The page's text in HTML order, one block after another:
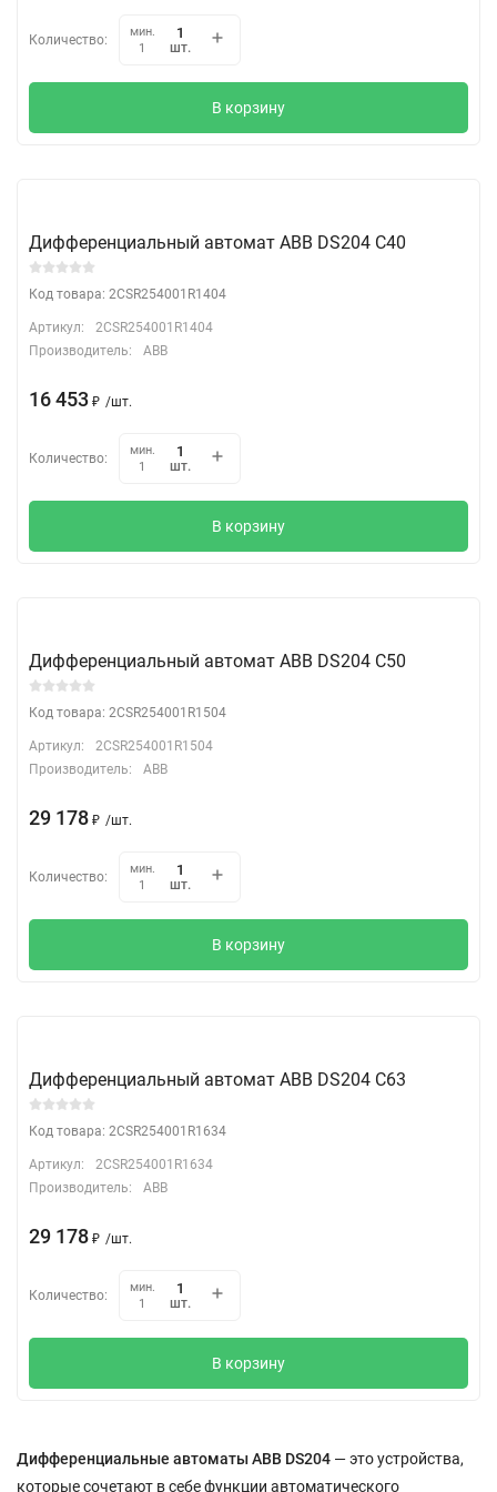
Количество:
мин.
1
шт.
В корзину
Дифференциальный автомат АВВ DS204 C40
Код товара: 2CSR254001R1404
Артикул:
2CSR254001R1404
Производитель:
ABB
16 453 ₽ /шт.
Количество:
мин.
1
шт.
В корзину
Дифференциальный автомат АВВ DS204 C50
Код товара: 2CSR254001R1504
Артикул:
2CSR254001R1504
Производитель:
ABB
29 178 ₽ /шт.
Количество:
мин.
1
шт.
В корзину
Дифференциальный автомат АВВ DS204 C63
Код товара: 2CSR254001R1634
Артикул:
2CSR254001R1634
Производитель:
ABB
29 178 ₽ /шт.
Количество:
мин.
1
шт.
В корзину
Дифференциальные автоматы ABB DS204 — это устройства,
которые сочетают в себе функции автоматического